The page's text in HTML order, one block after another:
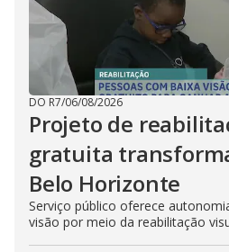
DO R7/06/08/2026
Projeto de
gratuita
Belo Horizonte
Serviço público oferece
visão por meio da reabilitação